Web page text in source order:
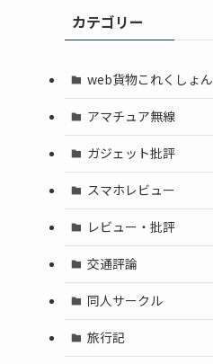
カテゴリー
web貨物これくしょん
アマチュア無線
ガジェット批評
スマホレビュー
レビュー・批評
交通評論
同人サークル
旅行記